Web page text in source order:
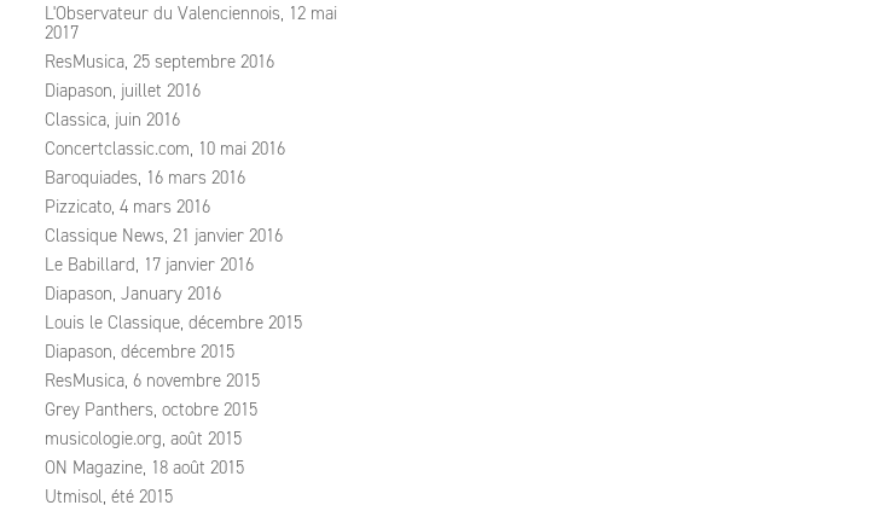
L'Observateur du Valenciennois, 12 mai
2017
ResMusica, 25 septembre 2016
Diapason, juillet 2016
Classica, juin 2016
Concertclassic.com, 10 mai 2016
Baroquiades, 16 mars 2016
Pizzicato, 4 mars 2016
Classique News, 21 janvier 2016
Le Babillard, 17 janvier 2016
Diapason, January 2016
Louis le Classique, décembre 2015
Diapason, décembre 2015
ResMusica, 6 novembre 2015
Grey Panthers, octobre 2015
musicologie.org, août 2015
ON Magazine, 18 août 2015
Utmisol, été 2015